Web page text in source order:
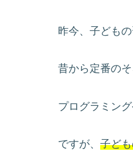
昨今、子ども
昔から定番の
プログラミン
ですが、 子ど